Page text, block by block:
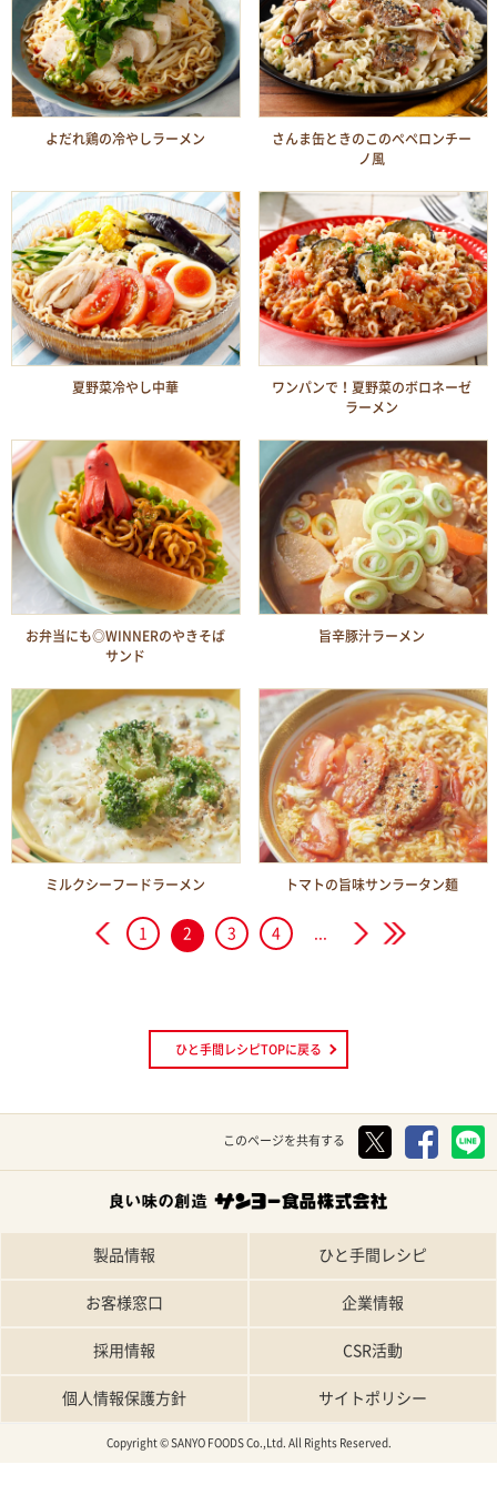
よだれ鶏の冷やしラーメン
さんま缶ときのこのぺペロンチー
ノ風
夏野菜冷やし中華
ワンパンで！夏野菜のボロネーゼ
ラーメン
お弁当にも◎WINNERのやきそば
サンド
旨辛豚汁ラーメン
ミルクシーフードラーメン トマトの旨味サンラータン麺
< 1 2 3 4 > >>
ひと手間レシピTOPに戻る
このページを共有する
製品情報 ひと手間レシピ
お客様窓口 企業情報
採用情報 CSR活動
個人情報保護方針 サイトポリシー
Copyright © SANYO FOODS Co.,Ltd. All Rights Reserved.